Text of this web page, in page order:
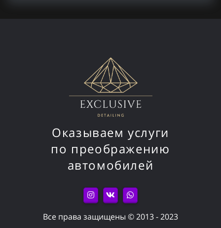
Оказываем услуги
по преображению
автомобилей
Все права защищены © 2013 - 2023